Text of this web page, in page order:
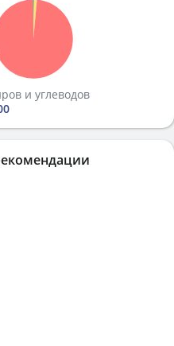
и углеводов